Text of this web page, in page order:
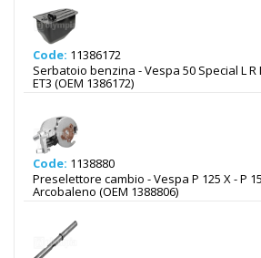
Code: 11386172
Serbatoio benzina - Vespa 50 Special L R
ET3 (OEM 1386172)
Code: 1138880
Preselettore cambio - Vespa P 125 X - P
Arcobaleno (OEM 1388806)